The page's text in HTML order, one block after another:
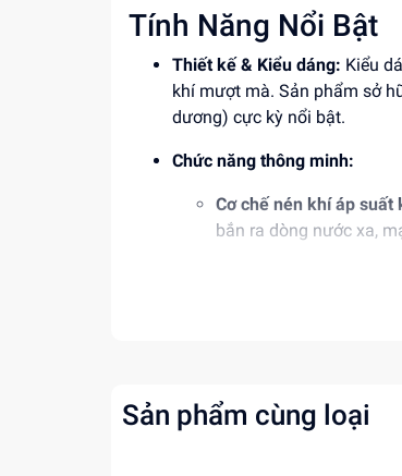
Tính Năng Nổi Bật
Thiết kế & Kiểu dáng: Kiểu
khí mượt mà. Sản phẩm sở
dương) cực kỳ nổi bật.
Chức năng thông minh:
Cơ chế nén khí áp suất
bắn ra dòng nước xa,
Độ tuổi phù hợp:Phù hợp với
Sản phẩm cùng loại